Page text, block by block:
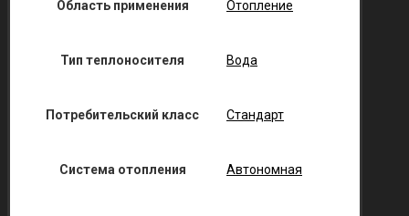
Область применения Отопление
Тип теплоносителя Вода
Потребительский класс Стандарт
Система отопления Автономная